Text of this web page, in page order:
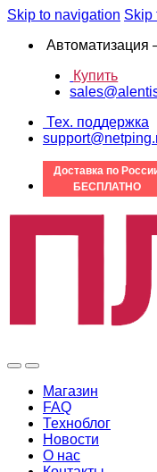
Skip to navigation Skip
Автоматизация
Купить
Тех. поддержка
Доставка по
БЕСПЛАТНО
Магазин
FAQ
Техноблог
Новости
О нас